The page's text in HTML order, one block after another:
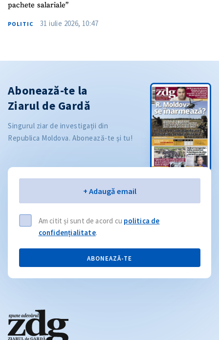
pachete salariale”
POLITIC 31 iulie 2026, 10:47
Abonează-te la
Ziarul de Gardă
Singurul ziar de investigații din
Republica Moldova. Abonează-te și tu!
+ Adaugă email
Am citit și sunt de acord cu politica de
confidențialitate.
ABONEAZĂ-TE